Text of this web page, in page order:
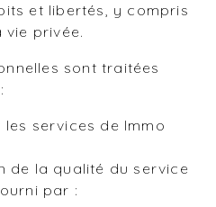
et libertés, y compris
privée.
sont traitées
les services de Immo
de la qualité du service
par :